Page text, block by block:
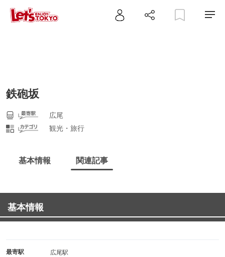
鉄砲坂
広尾
観光・旅行
基本情報 関連記事
基本情報
最寄駅 広尾駅